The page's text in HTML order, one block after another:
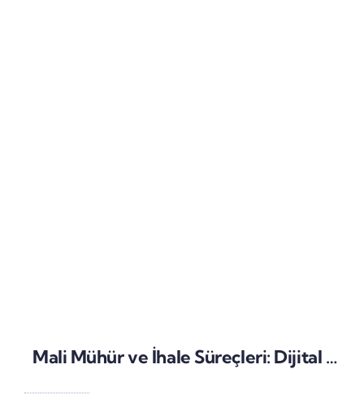
Mali Mühür ve İhale Süreçleri: Dijital İhale Başvurularında Yasal Geçerlilik